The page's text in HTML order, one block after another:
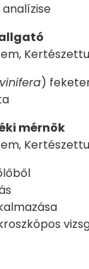
)
mérnök